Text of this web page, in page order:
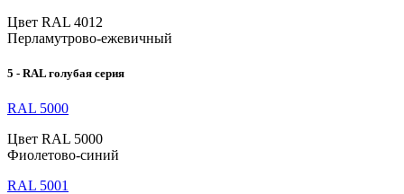
Цвет RAL 4012
Перламутрово-ежевичный
5 - RAL голубая серия
RAL 5000
Цвет RAL 5000
Фиолетово-синий
RAL 5001